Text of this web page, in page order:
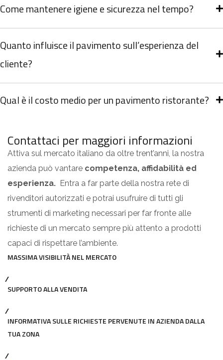
Come mantenere igiene e sicurezza nel tempo?
Quanto influisce il pavimento sull’esperienza del
cliente?
Qual è il costo medio per un pavimento ristorante?
Contattaci per maggiori informazioni
Attiva sul mercato italiano da oltre trent’anni, la nostra
azienda può vantare competenza, affidabilità ed
esperienza. Entra a far parte della nostra rete di
rivenditori autorizzati e potrai usufruire di tutti gli
strumenti di marketing necessari per far fronte alle
richieste di un mercato sempre più attento a prodotti
capaci di rispettare l’ambiente.
MASSIMA VISIBILITÀ NEL MERCATO
SUPPORTO ALLA VENDITA
INFORMATIVA SULLE RICHIESTE PERVENUTE IN AZIENDA DALLA
TUA ZONA